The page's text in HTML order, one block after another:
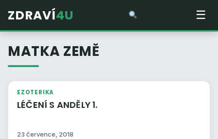
ZDRAVÍ4U ☰
MATKA ZEMĚ
EZOTERIKA
LÉČENÍ S ANDĚLY 1.
23 července, 2018